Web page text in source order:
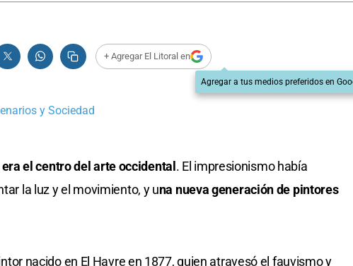
+ Agregar El Litoral en
Agregar a tus medios preferidos en
y Sociedad
el centro del arte occidental . El impresionismo había
la luz y el movimiento, y una nueva generación de pintores
nacido en El Havre en 1877, quien atravesó el fauvismo y